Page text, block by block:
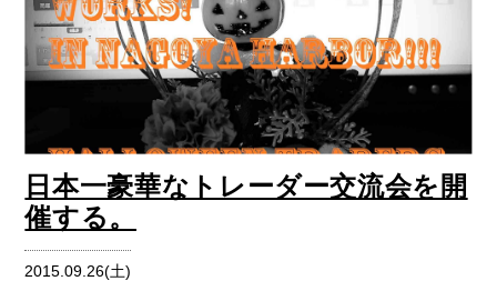
日本一豪華なトレーダー交流会を開
催する。
2015.09.26(土)